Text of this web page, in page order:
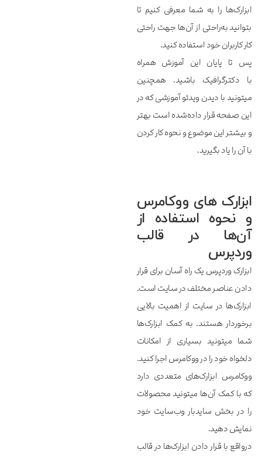
ابزارک‌ها را به شما معرفی کنیم تا
بتوانید به‌راحتی از آن‌ها جهت راحتی
کار کاربران خود استفاده کنید.
پس تا پایان این آموزش همراه
با دکترگرافیک باشید. همچنین
میتونید با دیدن ویدئو آموزشی که در
این صفحه قرار داده‌شده است بهتر
و بیشتر این موضوع و نحوه کار کردن
با آن را یاد بگیرید.
ابزارک های ووکامرس
و نحوه استفاده از
آن‌ها در قالب
وردپرس
ابزارک‌ وردپرس یک راه آسان برای قرار
دادن عناصر مختلف در سایت است.
ابزارک‌‌‌‌‌ها در سایت از اهمیت بالایی
برخوردار هستند. به کمک ابزارک‌ها
شما میتونید بسیاری از امکانات
دلخواه خود را در ووکامرس اجرا کنید.
ووکامرس ابزارک‌های متعددی دارد
که با کمک آن‌ها میتونید محصولات
را در بخش سایدبار وب‌سایت خود
نمایش دهید.
درواقع با قرار دادن ابزارک‌ها در قالب